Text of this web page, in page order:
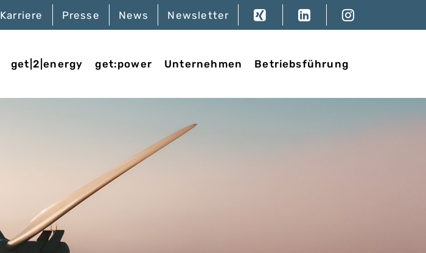
Karriere Presse News Newsletter
get|2|energy get:power Unternehmen Betriebsführung